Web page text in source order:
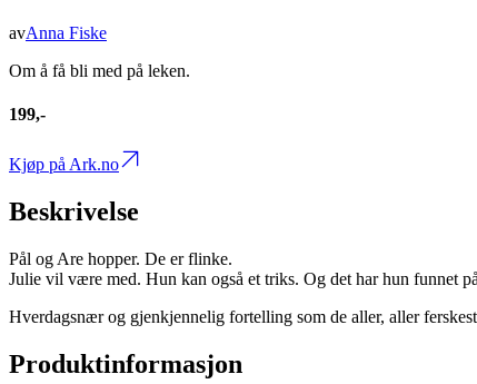
avAnna Fiske
Om å få bli med på leken.
199,-
Kjøp på Ark.no
Beskrivelse
Pål og Are hopper. De er flinke.
Julie vil være med. Hun kan også et triks. Og det har hun funnet
Hverdagsnær og gjenkjennelig fortelling som de aller, aller
Produktinformasjon